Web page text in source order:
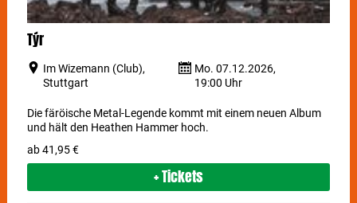
Týr
Im Wizemann (Club),
Stuttgart
Mo. 07.12.2026,
19:00 Uhr
Die färöische Metal-Legende kommt mit einem neuen Album
und hält den Heathen Hammer hoch.
ab 41,95 €
+ Tickets